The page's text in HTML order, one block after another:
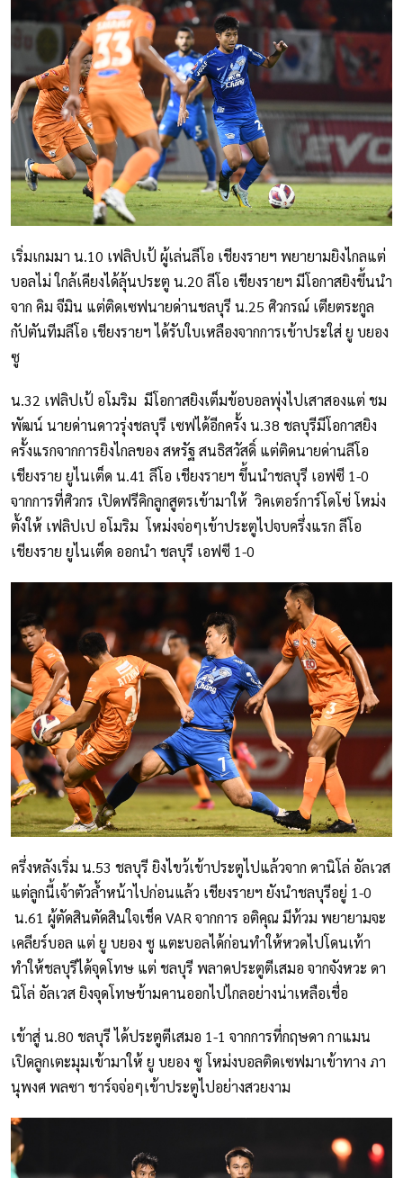
เริ่มเกมมา น.10 เฟลิปเป้ ผู้เล่นลีโอ เชียงรายฯ พยายามยิงไกลแต่
บอลไม่ ใกล้เคียงได้ลุ้นประตู น.20 ลีโอ เชียงรายฯ มีโอกาสยิงขึ้นนำ
จาก คิม จีมิน แต่ติดเซฟนายด่านชลบุรี น.25 ศิวกรณ์ เตียตระกูล
กัปตันทีมลีโอ เชียงรายฯ ได้รับใบเหลืองจากการเข้าประใส่ ยู บยอง
ซู
น.32 เฟลิปเป้ อโมริม มีโอกาสยิงเต็มข้อบอลพุ่งไปเสาสองแต่ ชม
พัฒน์ นายด่านดาวรุ่งชลบุรี เซฟได้อีกครั้ง น.38 ชลบุรีมีโอกาสยิง
ครั้งแรกจากการยิงไกลของ สหรัฐ สนธิสวัสดิ์ แต่ติดนายด่านลีโอ
เชียงราย ยูไนเต็ด น.41 ลีโอ เชียงรายฯ ขึ้นนำชลบุรี เอฟซี 1-0
จากการที่ศิวกร เปิดฟรีคิกลูกสูตรเข้ามาให้ วิคเตอร์การ์โดโซ่ โหม่ง
ตั้งให้ เฟลิปเป อโมริม โหม่งจ่อๆเข้าประตูไปจบครึ่งแรก ลีโอ
เชียงราย ยูไนเต็ด ออกนำ ชลบุรี เอฟซี 1-0
ครึ่งหลังเริ่ม น.53 ชลบุรี ยิงไขว้เข้าประตูไปแล้วจาก ดานิโล่ อัลเวส
แต่ลูกนี้เจ้าตัวล้ำหน้าไปก่อนแล้ว เชียงรายฯ ยังนำชลบุรีอยู่ 1-0
น.61 ผู้ตัดสินตัดสินใจเช็ค VAR จากการ อติคุณ มีท้วม พยายามจะ
เคลียร์บอล แต่ ยู บยอง ซู แตะบอลได้ก่อนทำให้หวดไปโดนเท้า
ทำให้ชลบุรีได้จุดโทษ แต่ ชลบุรี พลาดประตูตีเสมอ จากจังหวะ ดา
นิโล่ อัลเวส ยิงจุดโทษข้ามคานออกไปไกลอย่างน่าเหลือเชื่อ
เข้าสู่ น.80 ชลบุรี ได้ประตูตีเสมอ 1-1 จากการที่กฤษดา กาแมน
เปิดลูกเตะมุมเข้ามาให้ ยู บยอง ซู โหม่งบอลติดเซฟมาเข้าทาง ภา
นุพงศ พลซา ชาร์จจ่อๆเข้าประตูไปอย่างสวยงาม